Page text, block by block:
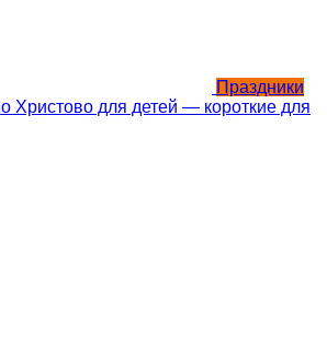
Праздники
Христово для детей — короткие для